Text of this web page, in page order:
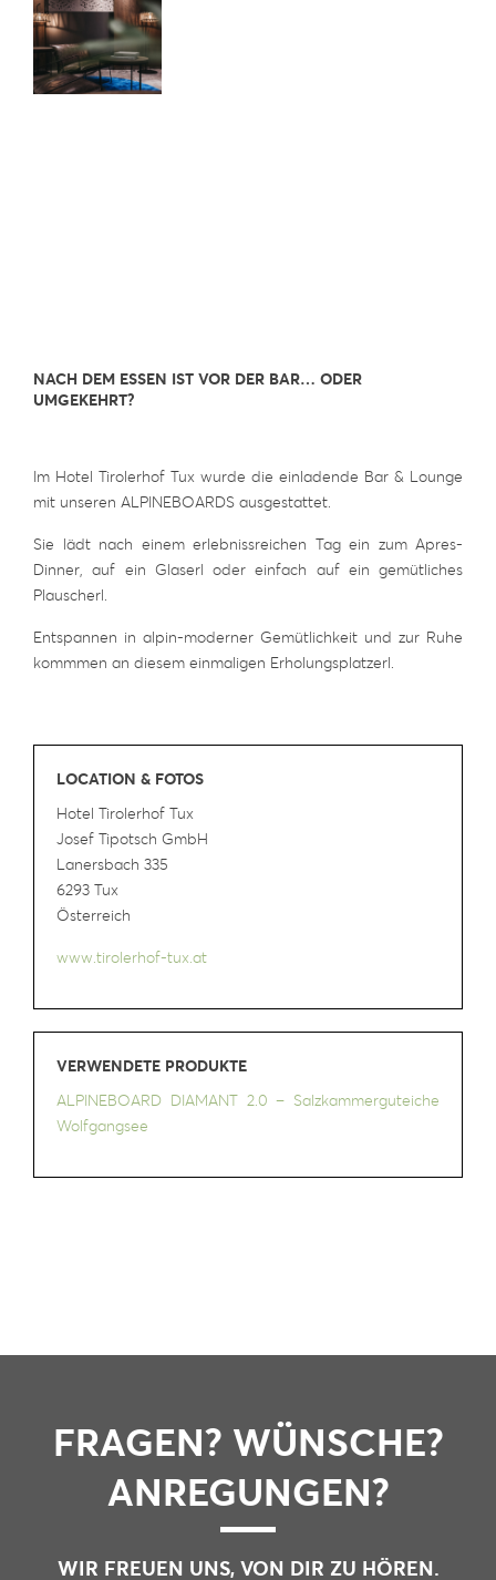
NACH DEM ESSEN IST VOR DER BAR… ODER
UMGEKEHRT?
Im Hotel Tirolerhof Tux wurde die einladende Bar & Lounge
mit unseren ALPINEBOARDS ausgestattet.
Sie lädt nach einem erlebnissreichen Tag ein zum Apres-
Dinner, auf ein Glaserl oder einfach auf ein gemütliches
Plauscherl.
Entspannen in alpin-moderner Gemütlichkeit und zur Ruhe
kommmen an diesem einmaligen Erholungsplatzerl.
LOCATION & FOTOS
Hotel Tirolerhof Tux
Josef Tipotsch GmbH
Lanersbach 335
6293 Tux
Österreich
www.tirolerhof-tux.at
VERWENDETE PRODUKTE
ALPINEBOARD DIAMANT 2.0 – Salzkammerguteiche
Wolfgangsee
FRAGEN? WÜNSCHE?
ANREGUNGEN?
WIR FREUEN UNS, VON DIR ZU HÖREN.